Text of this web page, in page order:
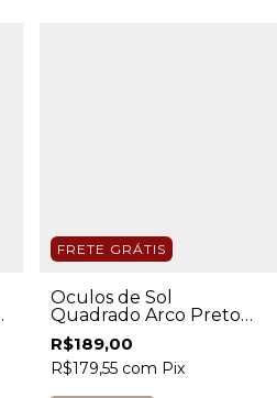
FRETE GRÁTIS
Óculos de Sol
Quadrado Arco Preto
Masculino
R$189,00
R$179,55 com Pix